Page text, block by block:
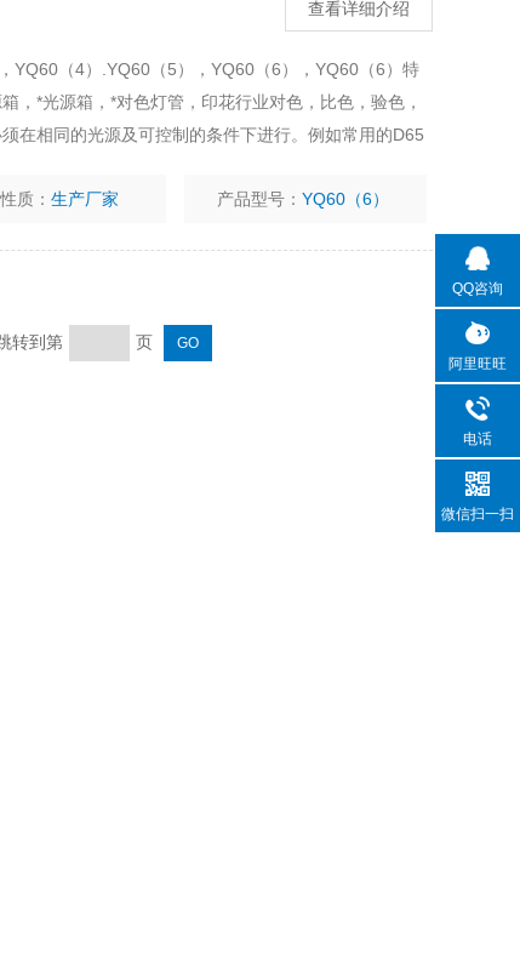
查看详细介绍
YQ60（4）.YQ60（5），YQ60（6），YQ60（6）特
，*光源箱，*对色灯管，印花行业对色，比色，验色，
在相同的光源及可控制的条件下进行。例如常用的D65
质：生产厂家 产品型号：YQ60（6）
转到第 页
QQ咨询
阿里旺旺
电话
微信扫一扫